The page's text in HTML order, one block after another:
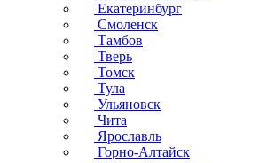
Екатеринбург
Смоленск
Тамбов
Тверь
Томск
Тула
Ульяновск
Чита
Ярославль
Горно-Алтайск